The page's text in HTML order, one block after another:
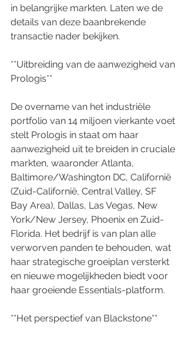
in belangrijke markten. Laten we de
details van deze baanbrekende
transactie nader bekijken.
**Uitbreiding van de aanwezigheid van
Prologis**
De overname van het industriële
portfolio van 14 miljoen vierkante voet
stelt Prologis in staat om haar
aanwezigheid uit te breiden in cruciale
markten, waaronder Atlanta,
Baltimore/Washington DC, Californië
(Zuid-Californië, Central Valley, SF
Bay Area), Dallas, Las Vegas, New
York/New Jersey, Phoenix en Zuid-
Florida. Het bedrijf is van plan alle
verworven panden te behouden, wat
haar strategische groeiplan versterkt
en nieuwe mogelijkheden biedt voor
haar groeiende Essentials-platform.
**Het perspectief van Blackstone**